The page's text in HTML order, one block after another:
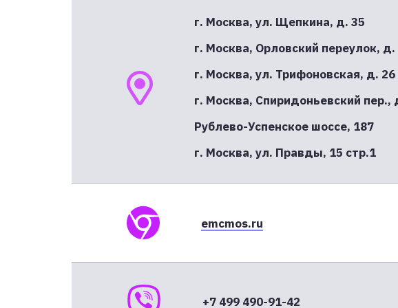
г. Москва, ул. Щепкина, д. 35
г. Москва, Орловский переулок, д.
г. Москва, ул. Трифоновская, д. 26
г. Москва, Спиридоньевский пер.,
Рублево-Успенское шоссе, 187
г. Москва, ул. Правды, 15 стр.1
emcmos.ru
+7 499 490-91-42